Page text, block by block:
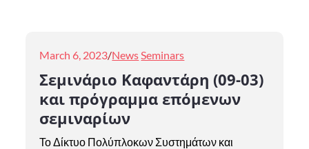
Posted
on
March 6, 2023 NewsSeminars
Σεμινάριο Καφαντάρη (09-03)
και πρόγραμμα επόμενων
σεμιναρίων
Το Δίκτυο Πολύπλοκων Συστημάτων και